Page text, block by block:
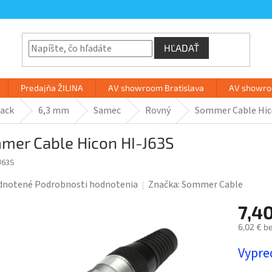
HĽADAŤ
Predajňa ŽILINA AV showroom Bratislava AV
6,3 mm Samec Rovný Sommer Cable
Cable Hicon HI-J63S
Podrobnosti hodnotenia Značka:Sommer Cable
6,02 €
cena: